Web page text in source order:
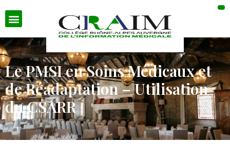
Le PMSI en Soins Médicaux et
de Réadaptation – Utilisation
du CSARR